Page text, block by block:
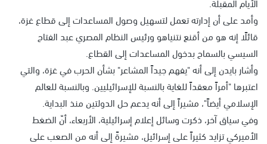
وأمد على أن إدارته تعمل لتسهيل وصول المساعدات إلى قطاع غزة،
قائلًا إنه هو من أقنع نتنياهو ورئيس النظام المصري عبد الفتاح
السيسي بالسماح بدخول المساعدات إلى القطاع.
وأشار بايدن إلى أنه "يفهم جيداً المشاعر" بشأن الحرب في غزة، والتي
اعتبرها "أمراً معقداً للغاية بالنسبة للإسرائيليين. وبالنسبة للعالم
الإسلامي أيضاً"، مشيراً إلى أنه يدعم حل الدولتين منذ البداية.
وفي سياق آخر، ذكرت وسائل إعلام إسرائيلية، الأربعاء، أنّ الضغط
الأميركي تزايد كثيراً على إسرائيل، مشيرةً إلى أنه من الصعب على